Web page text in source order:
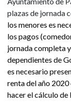
plazas de jornada
los menores es
los pagos
jornada completa
dependientes de
es necesario
renta del año
hacer el cálculo de